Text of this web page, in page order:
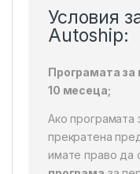
Условия
Autoship:
Програмата за
10 месеца;
Ако програмата
прекратена
имате право да